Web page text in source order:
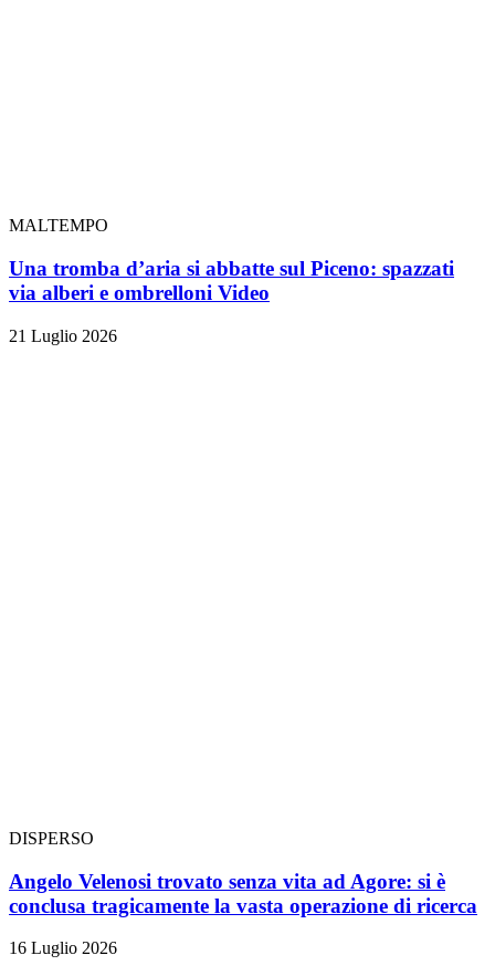
MALTEMPO
Una tromba d’aria si abbatte sul Piceno: spazzati
via alberi e ombrelloni Video
21 Luglio 2026
DISPERSO
Angelo Velenosi trovato senza vita ad Agore: si è
conclusa tragicamente la vasta operazione di ricerca
16 Luglio 2026